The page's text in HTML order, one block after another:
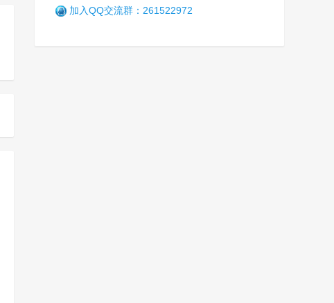
子强制隔离戒毒所砥砺奋进二
6年前 (2021-01-08) 2907 阅读
加入QQ交流群：261522972